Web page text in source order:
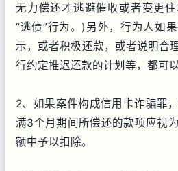
无力偿还才逃避催收或者变更
“逃债”行为。)另外，行为人如
示，或者积极还款，或者说明合
行约定推迟还款的计划等，都可
2、如果案件构成信用卡诈骗罪
满3个月期间所偿还的款项应视
额中予以扣除。